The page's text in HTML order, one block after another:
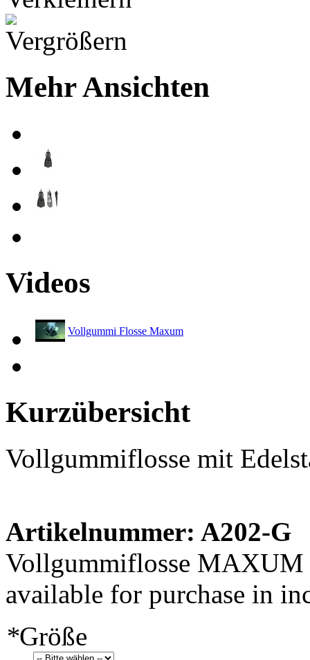
Mehr Ansichten
Videos
Vollgummi Flosse Maxum
Kurzübersicht
Vollgummiflosse mit
Artikelnummer: A202-G
Vollgummiflosse MAXUM
available for purchase in
*Größe